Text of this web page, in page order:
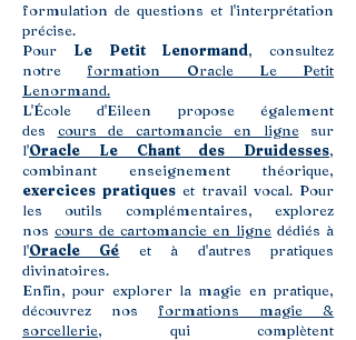
formulation de questions et l'interprétation
précise.
Pour Le Petit Lenormand, consultez
notre formation Oracle Le Petit
Lenormand.
L'École d'Eileen propose également
des cours de cartomancie en lignesur
l'Oracle Le Chant des Druidesses,
combinant enseignement théorique,
exercices pratiques et travail vocal. Pour
les outils complémentaires, explorez
nos cours de cartomancie en ligne dédiés à
l'Oracle Gé et à d'autres pratiques
divinatoires.
Enfin, pour explorer la magie en pratique,
découvrez nos formations magie &
sorcellerie, qui complètent